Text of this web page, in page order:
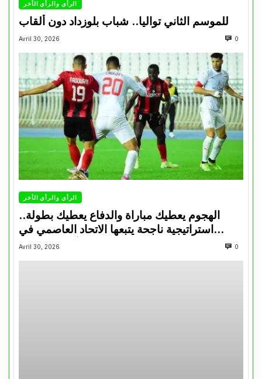
الرأي والرأي الأخر
للموسم الثاني تواليا.. شباب بلوزداد دون ألقاب
Avril 30, 2026 0
الرأي والرأي الأخر
الهجوم يعطيك مباراة والدفاع يعطيك بطولة..
استراتيجية ناجحة يتبعها الاتحاد العاصمي في
تتويجاته آخر السنوات
Avril 30, 2026 0